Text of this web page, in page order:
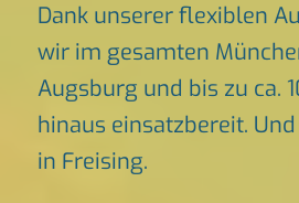
Dank unserer flexiblen
wir im gesamten
Augsburg und bis zu ca.
hinaus einsatzbereit.
in Freising.